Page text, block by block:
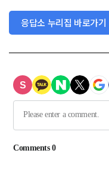
응답소 누리집 바로가기